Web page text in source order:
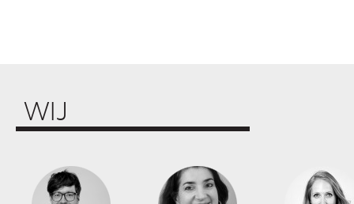
WIJ